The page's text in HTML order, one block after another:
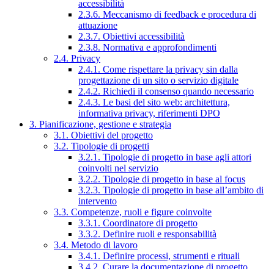
accessibilità
2.3.6. Meccanismo di feedback e procedura di
attuazione
2.3.7. Obiettivi accessibilità
2.3.8. Normativa e approfondimenti
2.4. Privacy
2.4.1. Come rispettare la privacy sin dalla
progettazione di un sito o servizio digitale
2.4.2. Richiedi il consenso quando necessario
2.4.3. Le basi del sito web: architettura,
informativa privacy, riferimenti DPO
3. Pianificazione, gestione e strategia
3.1. Obiettivi del progetto
3.2. Tipologie di progetti
3.2.1. Tipologie di progetto in base agli attori
coinvolti nel servizio
3.2.2. Tipologie di progetto in base al focus
3.2.3. Tipologie di progetto in base all’ambito di
intervento
3.3. Competenze, ruoli e figure coinvolte
3.3.1. Coordinatore di progetto
3.3.2. Definire ruoli e responsabilità
3.4. Metodo di lavoro
3.4.1. Definire processi, strumenti e rituali
3.4.2. Curare la documentazione di progetto